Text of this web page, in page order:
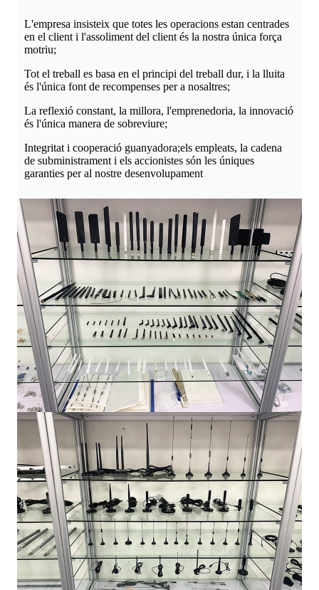
L'empresa insisteix que totes les operacions estan centrades
en el client i l'assoliment del client és la nostra única força
motriu;
Tot el treball es basa en el principi del treball dur, i la lluita
és l'única font de recompenses per a nosaltres;
La reflexió constant, la millora, l'emprenedoria, la innovació
és l'única manera de sobreviure;
Integritat i cooperació guanyadora;els empleats, la cadena
de subministrament i els accionistes són les úniques
garanties per al nostre desenvolupament